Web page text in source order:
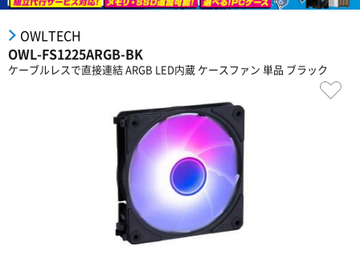
OWLTECH
OWL-FS1225ARGB-BK
ケーブルレスで直接連結 ARGB LED内蔵 ケースファン 単品 ブラック